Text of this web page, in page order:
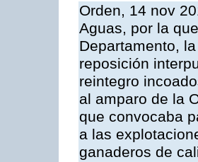
Orden, 14 nov
Aguas, por la
Departamento,
reposición
reintegro
al amparo de la
que convocaba
a las
ganaderos de